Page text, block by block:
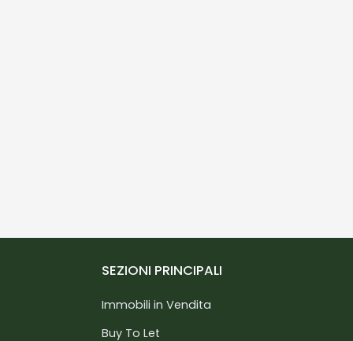
SEZIONI PRINCIPALI
Immobili in Vendita
Buy To Let